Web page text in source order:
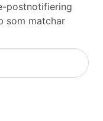
postnotifiering
som matchar